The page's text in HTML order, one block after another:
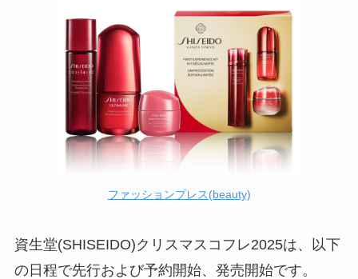
ファッションプレス(beauty)
資生堂(SHISEIDO)クリスマスコフレ2025は、以下
の日程で先行および予約開始、発売開始です。